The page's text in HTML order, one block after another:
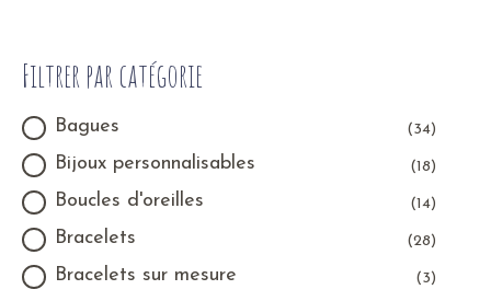
Filtrer par catégorie
Bagues (34)
Bijoux personnalisables (18)
Boucles d'oreilles (14)
Bracelets (28)
Bracelets sur mesure (3)